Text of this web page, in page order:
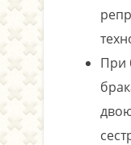
При